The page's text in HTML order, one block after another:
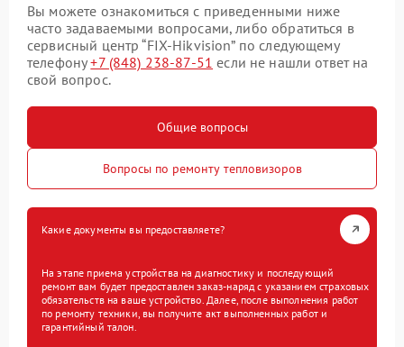
Вы можете ознакомиться с приведенными ниже
часто задаваемыми вопросами, либо обратиться в
сервисный центр “FIX-Hikvision” по следующему
телефону+7 (848) 238-87-51 если не нашли ответ на
свой вопрос.
Общие вопросы
Вопросы по ремонту тепловизоров
Какие документы вы предоставляете?
На этапе приема устройства на диагностику и последующий
ремонт вам будет предоставлен заказ-наряд с указанием страховых
обязательств на ваше устройство. Далее, после выполнения работ
по ремонту техники, вы получите акт выполненных работ и
гарантийный талон.